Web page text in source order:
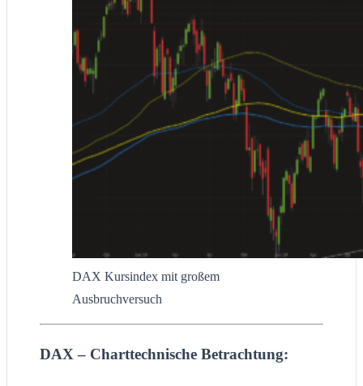
DAX Kursindex mit großem
Ausbruchversuch
DAX – Charttechnische Betrachtung: